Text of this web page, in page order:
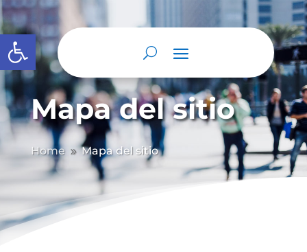
Abrir barra de herramientas
Mapa del sitio
Home 9 Mapa del sitio